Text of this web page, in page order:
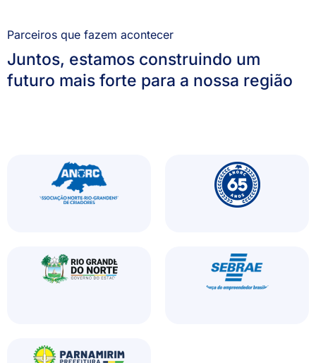
Parceiros que fazem acontecer
Juntos, estamos construindo um
futuro mais forte para a nossa região